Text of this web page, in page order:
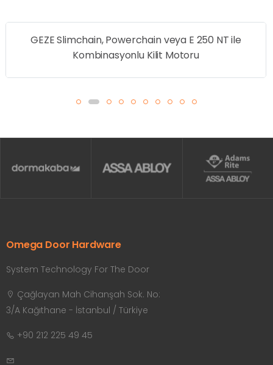
veya E 250 NT ile
GEZE GC 308 Radar
Omega Door Hardware
System Technology For The Door
Çağlayan Mah Cihanşah Sok. No:
3/A Kağıthane - İstanbul / Türkiye
+90 212 225 49 45